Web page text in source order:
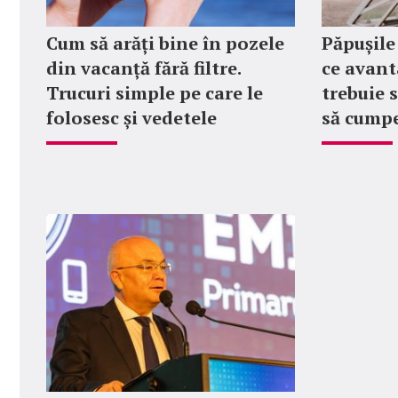
Cum să arăți bine în pozele
din vacanță fără filtre.
Trucuri simple pe care le
folosesc și vedetele
ce
trebuie
să